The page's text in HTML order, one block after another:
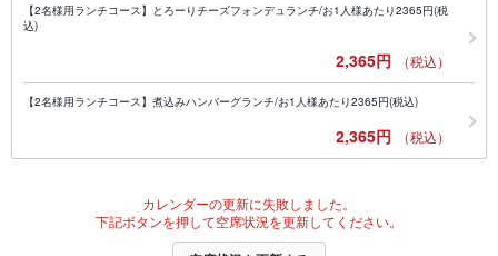
【2名様用ランチコース】とろーりチーズフォンデュランチ/お1人様あたり2365円(税
込)
2,365円 （税込）
【2名様用ランチコース】煮込みハンバーグランチ/お1人様あたり2365円(税込)
2,365円 （税込）
カレンダーの更新に失敗しました。
下記ボタンを押して空席状況を更新してください。